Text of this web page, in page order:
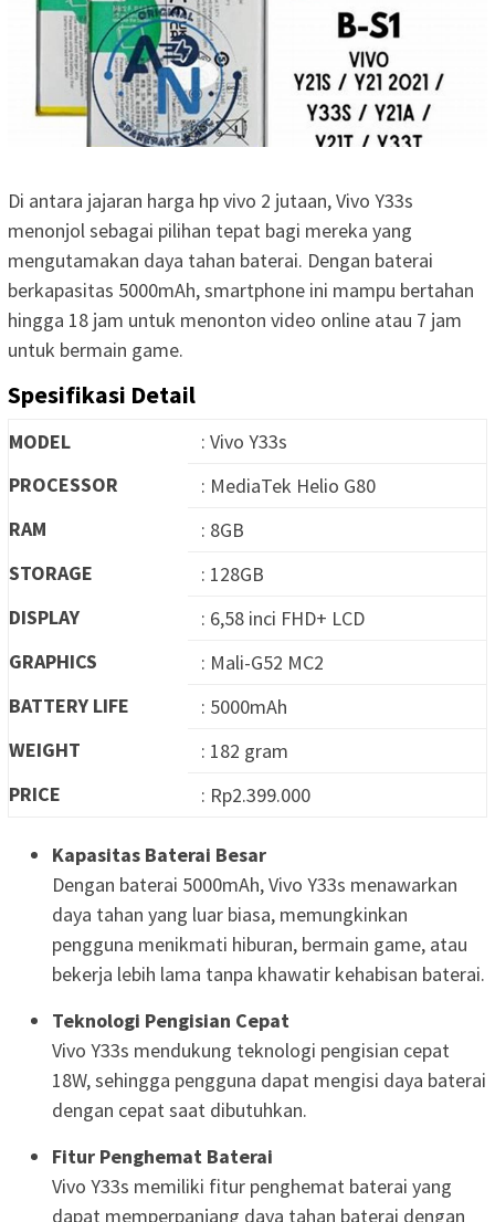
Di antara jajaran harga hp vivo 2 jutaan, Vivo Y33s
menonjol sebagai pilihan tepat bagi mereka yang
mengutamakan daya tahan baterai. Dengan baterai
berkapasitas 5000mAh, smartphone ini mampu bertahan
hingga 18 jam untuk menonton video online atau 7 jam
untuk bermain game.
Spesifikasi Detail
MODEL
: Vivo Y33s
PROCESSOR
: MediaTek Helio G80
RAM
: 8GB
STORAGE
: 128GB
DISPLAY
: 6,58 inci FHD+ LCD
GRAPHICS
: Mali-G52 MC2
BATTERY LIFE
: 5000mAh
WEIGHT
: 182 gram
PRICE
: Rp2.399.000
Kapasitas Baterai Besar
Dengan baterai 5000mAh, Vivo Y33s menawarkan
daya tahan yang luar biasa, memungkinkan
pengguna menikmati hiburan, bermain game, atau
bekerja lebih lama tanpa khawatir kehabisan baterai.
Teknologi Pengisian Cepat
Vivo Y33s mendukung teknologi pengisian cepat
18W, sehingga pengguna dapat mengisi daya baterai
dengan cepat saat dibutuhkan.
Fitur Penghemat Baterai
Vivo Y33s memiliki fitur penghemat baterai yang
dapat memperpanjang daya tahan baterai dengan